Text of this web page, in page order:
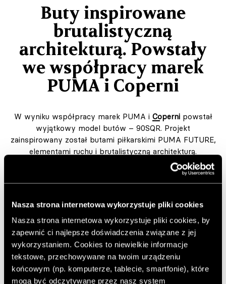
Nasza strona internetowa wykorzystuje pliki cookies
Nasza strona internetowa wykorzystuje pliki cookies, by
zapewnić ci najlepsze doświadczenia związane z jej
wykorzystaniem. Cookies to niewielkie informacje
tekstowe, przechowywane na twoim urządzeniu
końcowym (np. komputerze, tablecie, smartfonie), które
mogą być odczytywane przez nasz system
Buty inspirowane
brutalistyczną
architekturą. Powstały
we współpracy marek
PUMA i Coperni
W wyniku współpracy marek PUMA i Copernipowstał
wyjątkowy model butów – 90SQR. Projekt
zainspirowany został butami piłkarskimi PUMA FUTURE,
elementami ruchu i brutalistyczną architekturą.
Zdjęcia: materiały prasowe
Dodaj do ulubionych artykułów
„Jesteśmy bardzo dumni z tej współpracy z PUMA. To